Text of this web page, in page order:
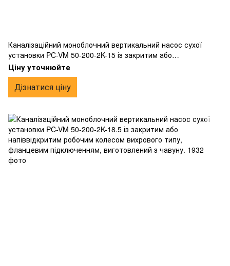
Каналізаційний моноблочний вертикальний насос сухої
установки PC-VM 50-200-2K-15 із закритим або
напіввідкритим робочим колесом вихрового типу,
фланцевим підключенням, виготовлений з чавуну.
Ціну уточнюйте
Дізнатися ціну